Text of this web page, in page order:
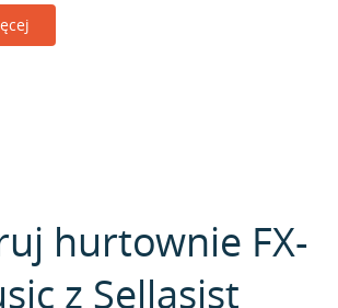
hurtownie FX-
z Sellasist